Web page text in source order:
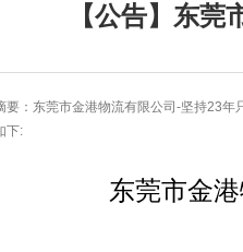
【公告】东
要：东莞市金港物流有限公司-坚持23年
下:
东莞市金